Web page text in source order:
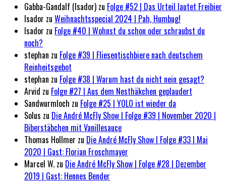
Gabba-Gandalf (Isador) zu Folge #52 | Das Urteil lautet Freibier
Isador zu Weihnachtsspecial 2024 | Pah, Humbug!
Isador zu Folge #40 | Wohnst du schon oder schraubst du
noch?
stephan zu Folge #39 | Fliesentischbiere nach deutschem
Reinheitsgebot
stephan zu Folge #38 | Warum hast du nicht nein gesagt?
Arvid zu Folge #27 | Aus dem Nesthäkchen geplaudert
Sandwurmloch zu Folge #25 | YOLO ist wieder da
Solus zu Die André McFly Show | Folge #39 | November 2020 |
Biberstäbchen mit Vanillesauce
Thomas Hollmer zu Die André McFly Show | Folge #33 | Mai
2020 | Gast: Florian Froschmayer
Marcel W. zu Die André McFly Show | Folge #28 | Dezember
2019 | Gast: Hennes Bender